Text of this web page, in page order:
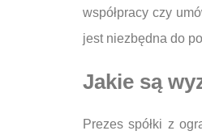
współpracy czy
jest niezbędna do
Jakie są
Prezes spółki z